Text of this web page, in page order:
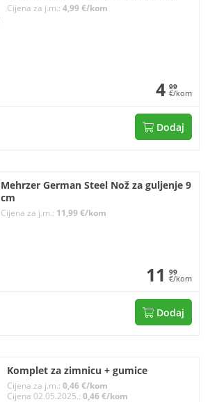
Cijena za j.m.: 4,99 €/kom
4 99
€/kom
Dodaj
Mehrzer German Steel Nož za guljenje 9
cm
Cijena za j.m.: 11,99 €/kom
11 99
€/kom
Dodaj
Komplet za zimnicu + gumice
Cijena za j.m.: 0,46 €/kom
Cijena 02.05.2025.: 0,46 €/kom